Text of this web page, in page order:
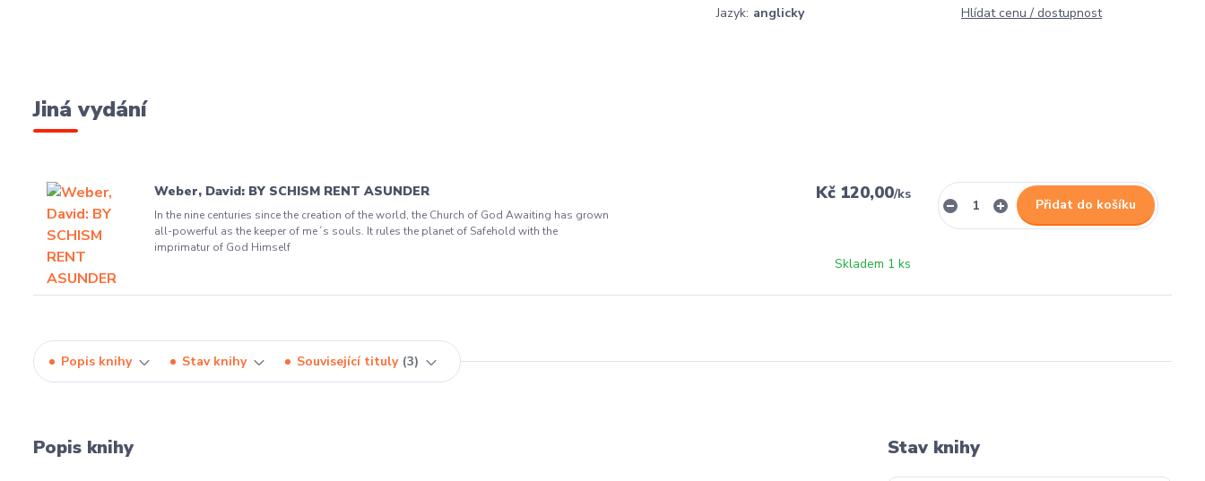
Jazyk: anglicky Hlídat cenu / dostupnost
Jiná vydání
Weber, David: BY SCHISM RENT ASUNDER
In the nine centuries since the creation of the world, the Church of God Awaiting has grown
all-powerful as the keeper of me´s souls. It rules the planet of Safehold with the
imprimatur of God Himself
Kč 120,00/ks
Skladem 1 ks
Přidat do košíku
Popis knihy Stav knihy Související tituly 3
Popis knihy Stav knihy